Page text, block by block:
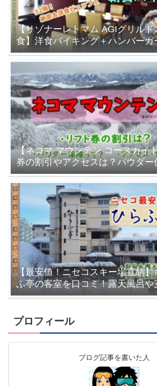
【リゾナーレトマム AGIグリルド
食】洋食バイキング＋ハンバーガ
ートも食べ放題！
【ネコマ マウンテン コースガイ
券の割引やアクセスは？パウダー
【最安値！ニセコスキー場直結】
ふ亭の客室を口コミ！露天風呂や
を紹介
プロフィール
ブログ記事を書いた人